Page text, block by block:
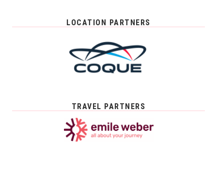
LOCATION PARTNERS
TRAVEL PARTNERS